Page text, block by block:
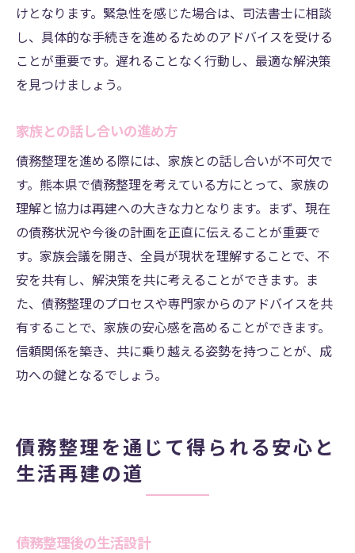
けとなります。緊急性を感じた場合は、司法書士に相談
し、具体的な手続きを進めるためのアドバイスを受ける
ことが重要です。遅れることなく行動し、最適な解決策
を見つけましょう。
家族との話し合いの進め方
債務整理を進める際には、家族との話し合いが不可欠で
す。熊本県で債務整理を考えている方にとって、家族の
理解と協力は再建への大きな力となります。まず、現在
の債務状況や今後の計画を正直に伝えることが重要で
す。家族会議を開き、全員が現状を理解することで、不
安を共有し、解決策を共に考えることができます。ま
た、債務整理のプロセスや専門家からのアドバイスを共
有することで、家族の安心感を高めることができます。
信頼関係を築き、共に乗り越える姿勢を持つことが、成
功への鍵となるでしょう。
債務整理を通じて得られる安心と
生活再建の道
債務整理後の生活設計